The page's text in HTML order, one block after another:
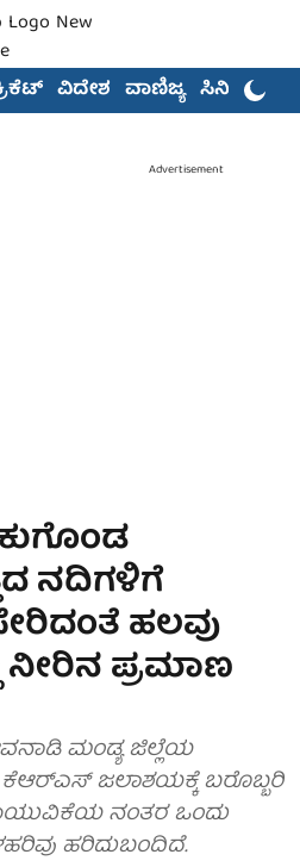
ವಿದೇಶ ವಾಣಿಜ್ಯ ಸಿನಿಮಾ
Advertisement
ನದಿಗಳಿಗೆ
ಹಲವು
ಪ್ರಮಾಣ
ಮಂಡ್ಯ ಜಿಲ್ಲೆಯ
ಕೆಆರ್‌ಎಸ್ ಜಲಾಶಯಕ್ಕೆ ಬರೊಬ್ಬರಿ
ನಂತರ ಒಂದು
ಹರಿದುಬಂದಿದೆ.